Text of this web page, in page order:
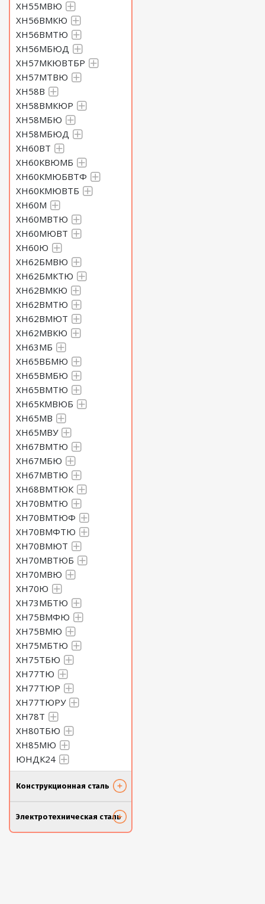
ХН55МВЮ
ХН56ВМКЮ
ХН56ВМТЮ
ХН56МБЮД
ХН57МКЮВТБР
ХН57МТВЮ
ХН58В
ХН58ВМКЮР
ХН58МБЮ
ХН58МБЮД
ХН60ВТ
ХН60КВЮМБ
ХН60КМЮБВТФ
ХН60КМЮВТБ
ХН60М
ХН60МВТЮ
ХН60МЮВТ
ХН60Ю
ХН62БМВЮ
ХН62БМКТЮ
ХН62ВМКЮ
ХН62ВМТЮ
ХН62ВМЮТ
ХН62МВКЮ
ХН63МБ
ХН65ВБМЮ
ХН65ВМБЮ
ХН65ВМТЮ
ХН65КМВЮБ
ХН65МВ
ХН65МВУ
ХН67ВМТЮ
ХН67МБЮ
ХН67МВТЮ
ХН68ВМТЮК
ХН70ВМТЮ
ХН70ВМТЮФ
ХН70ВМФТЮ
ХН70ВМЮТ
ХН70МВТЮБ
ХН70МВЮ
ХН70Ю
ХН73МБТЮ
ХН75ВМФЮ
ХН75ВМЮ
ХН75МБТЮ
ХН75ТБЮ
ХН77ТЮ
ХН77ТЮР
ХН77ТЮРУ
ХН78Т
ХН80ТБЮ
ХН85МЮ
ЮНДК24
Конструкционная сталь
Электротехническая сталь